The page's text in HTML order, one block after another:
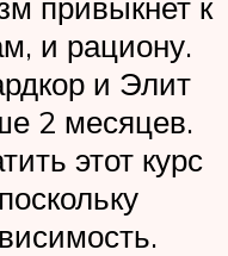
и рациону.
и Элит
2 месяцев.
этот курс